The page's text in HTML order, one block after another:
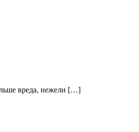
вреда, нежели […]